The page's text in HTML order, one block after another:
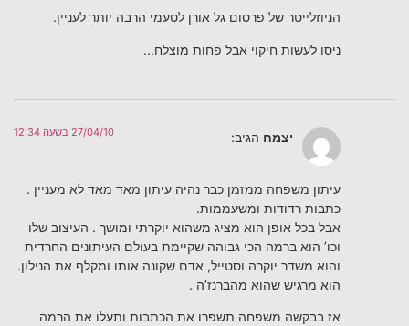
הניוזלייטר של פרסום גל אורן לטעמי הרבה יותר לעניין.
ניסו לעשות חיקוי אבל פחות מוצלח…
יצמח הגיב: 27/04/10 בשעה 12:34
עיתון משפחה ממזמן כבר נהיה עיתון מאד מאד לא מעניין .
כתבות רדודות ומשעממות.
אבל בכל אופן הוא מציג משהוא יוקרתי ומושך . העיצוב שלו
וכו’ הוא ברמה הכי גבוהה שקיימת בעולם העיתונים החרדית
והוא משדר יוקרה וסטייל, אדם שקונה אותו ומקלף את הנילון.
הוא מרגיש שהוא מהברנז’ה .
אז בבקשה משפחה תשפרו את הכתבות ותעלו את הרמה